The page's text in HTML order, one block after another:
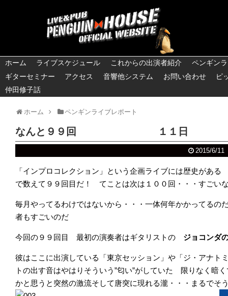
ホーム ライブスケジュール これからの出演者紹介
ペンギン
ギターセミナー
アクセス 音響他システム お問い合わせ
ピ
仲田修子話
ホーム ペンギンライブレポート
なんと９９回 １１日
2015/6/11
「インプロコレクション」という企画ライブには歴史があ
で数えて９９回目だ！ てことは次は１００回・・・すごい
毎月やってるわけではないから・・・一体何年かかってる
者もすごいのだ
今回の９９回目 最初の演奏者はギタリストの ジョコン
彼はここに出演している「東京セッション」や「ジ・アナト
トの出す音はやはりそういう”匂い”がしていた 限りなく暗
かと思うと突然の激流そして唐突に現れる瀧・・・まるでそ